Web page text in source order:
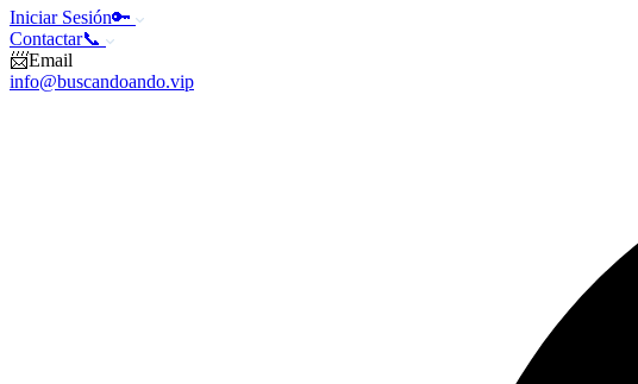
Iniciar Sesión🔑
Contactar📞
📨Email
info@buscandoando.vip